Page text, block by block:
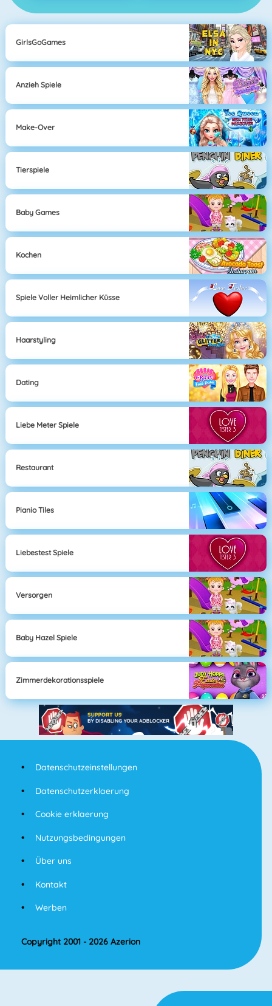
GirlsGoGames
Anzieh Spiele
Make-Over
Tierspiele
Baby Games
Kochen
Spiele Voller Heimlicher Küsse
Haarstyling
Dating
Liebe Meter Spiele
Restaurant
Pianio Tiles
Liebestest Spiele
Versorgen
Baby Hazel Spiele
Zimmerdekorationsspiele
Datenschutzeinstellungen
Datenschutzerklaerung
Cookie erklaerung
Nutzungsbedingungen
Über uns
Kontakt
Werben
Copyright 2001 - 2026 Azerion